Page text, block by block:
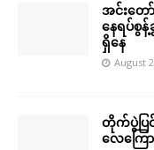
အင်းတေ
နေရပ်စွ
ရှိနေ
August
တိုက်ပွဲပြ
လေကြ